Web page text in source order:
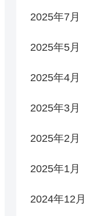
2025年7月
2025年5月
2025年4月
2025年3月
2025年2月
2025年1月
2024年12月